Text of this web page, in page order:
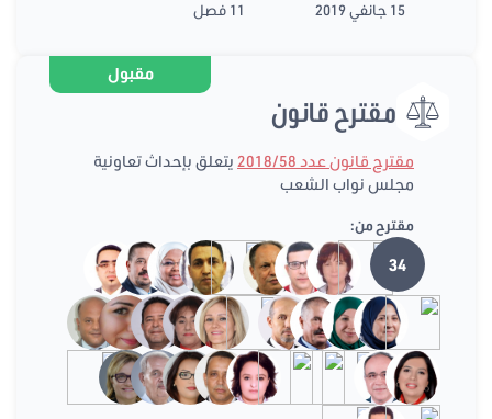
15 جانفي 2019
11 فصل
مقبول
مقترح قانون
مقترح قانون عدد 2018/58
يتعلق بإحداث تعاونية
مجلس نواب الشعب
مقترح من:
34